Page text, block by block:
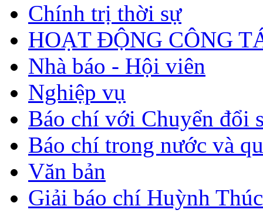
Chính trị thời sự
HOẠT ĐỘNG CÔNG
Nhà báo - Hội viên
Nghiệp vụ
Báo chí với Chuyển đổi
Báo chí trong nước và
Văn bản
Giải báo chí Huỳnh